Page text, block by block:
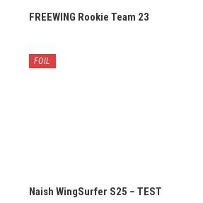
FREEWING Rookie Team 23
FOIL
Naish WingSurfer S25 – TEST